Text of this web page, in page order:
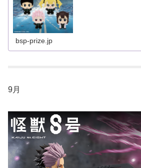
bsp-prize.jp
9月